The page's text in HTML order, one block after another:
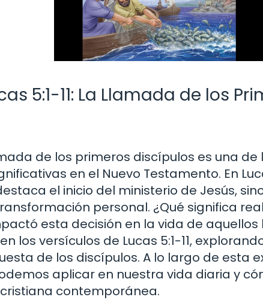
5:1-11: La Llamada de los
de los primeros discípulos es una
en el Nuevo Testamento. En
el inicio del ministerio de Jesús,
personal. ¿Qué significa
esta decisión en la vida de
los versículos de Lucas 5:1-11,
de los discípulos. A lo largo de esta
aplicar en nuestra vida diaria y
contemporánea.